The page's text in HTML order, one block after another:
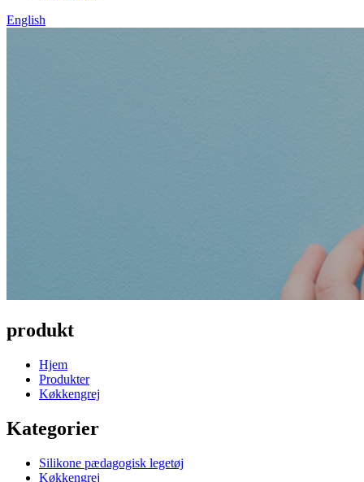
English
produkt
Hjem
Produkter
Køkkengrej
Kategorier
Silikone pædagogisk legetøj
Køkkengrej